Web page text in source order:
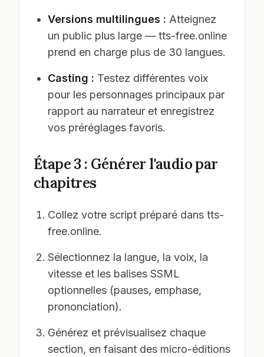
Versions multilingues : Atteignez
un public plus large — tts-free.online
prend en charge plus de 30 langues.
Casting : Testez différentes voix
pour les personnages principaux par
rapport au narrateur et enregistrez
vos préréglages favoris.
Étape 3 : Générer l'audio par
chapitres
Collez votre script préparé dans tts-
free.online.
Sélectionnez la langue, la voix, la
vitesse et les balises SSML
optionnelles (pauses, emphase,
prononciation).
Générez et prévisualisez chaque
section, en faisant des micro-éditions